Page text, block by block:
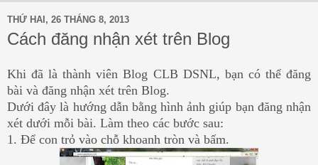
THỨ HAI, 26 THÁNG 8, 2013
Cách đăng nhận xét trên Blog
Khi đã là thành viên Blog CLB DSNL, bạn có thể đăng
bài và đăng nhận xét trên Blog.
Dưới đây là hướng dẫn bằng hình ảnh giúp bạn đăng nhận
xét dưới mỗi bài. Làm theo các bước sau:
1. Để con trỏ vào chỗ khoanh tròn và bấm.